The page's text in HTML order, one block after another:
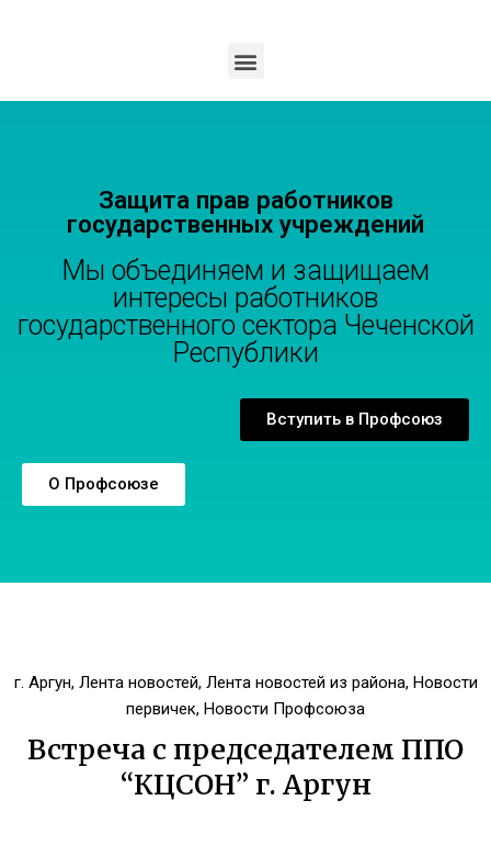
Защита прав работников
государственных учреждений
Мы объединяем и защищаем
интересы работников
государственного сектора Чеченской
Республики
Вступить в Профсоюз
О Профсоюзе
г. Аргун, Лента новостей, Лента новостей из района, Новости
первичек, Новости Профсоюза
Встреча с председателем ППО
“КЦСОН” г. Аргун